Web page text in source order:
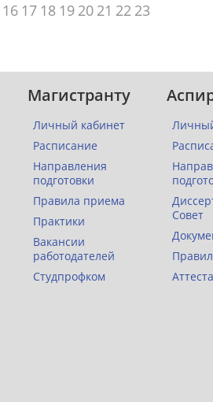
16 17 18 19 20 21 22 23
Магистранту
Личный кабинет
Расписание
Направления
подготовки
Правила приема
Практики
Вакансии
работодателей
Студпрофком
Совет